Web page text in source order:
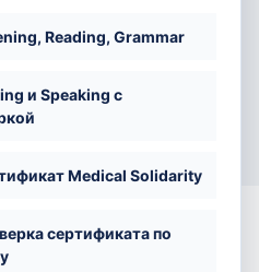
Reading, Grammar
и Speaking с
Medical Solidarity
сертификата по
Floor